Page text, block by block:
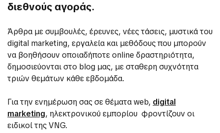
διεθνούς αγοράς.
Άρθρα με συμβουλές, έρευνες, νέες τάσεις, μυστικά του
digital marketing, εργαλεία και μεθόδους που μπορούν
να βοηθήσουν οποιαδήποτε online δραστηριότητα,
δημοσιεύονται στο blog μας, με σταθερη συχνότητα
τριών θεμάτων κάθε εβδομάδα.
Για την ενημέρωση σας σε θέματα web, digital
marketing, ηλεκτρονικού εμπορίου φροντίζουν οι
ειδικοί της VNG.